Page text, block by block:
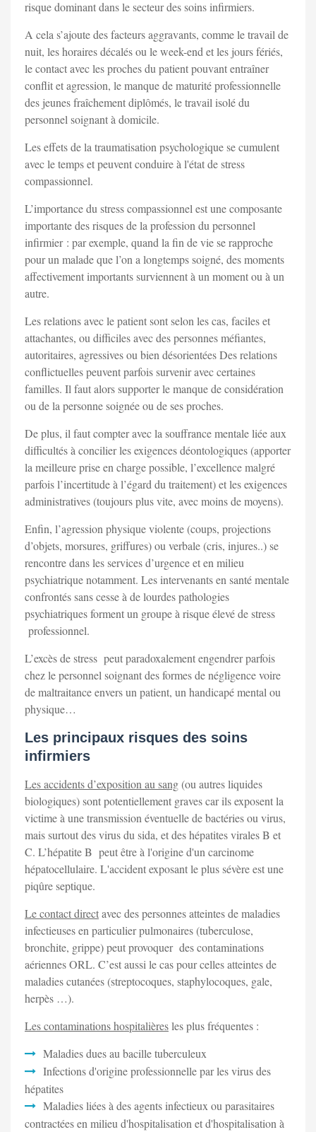
risque dominant dans le secteur des soins infirmiers.
A cela s’ajoute des facteurs aggravants, comme le travail de
nuit, les horaires décalés ou le week-end et les jours fériés,
le contact avec les proches du patient pouvant entraîner
conflit et agression, le manque de maturité professionnelle
des jeunes fraîchement diplômés, le travail isolé du
personnel soignant à domicile.
Les effets de la traumatisation psychologique se cumulent
avec le temps et peuvent conduire à l'état de stress
compassionnel.
L’importance du stress compassionnel est une composante
importante des risques de la profession du personnel
infirmier : par exemple, quand la fin de vie se rapproche
pour un malade que l’on a longtemps soigné, des moments
affectivement importants surviennent à un moment ou à un
autre.
Les relations avec le patient sont selon les cas, faciles et
attachantes, ou difficiles avec des personnes méfiantes,
autoritaires, agressives ou bien désorientées Des relations
conflictuelles peuvent parfois survenir avec certaines
familles. Il faut alors supporter le manque de considération
ou de la personne soignée ou de ses proches.
De plus, il faut compter avec la souffrance mentale liée aux
difficultés à concilier les exigences déontologiques (apporter
la meilleure prise en charge possible, l’excellence malgré
parfois l’incertitude à l’égard du traitement) et les exigences
administratives (toujours plus vite, avec moins de moyens).
Enfin, l’agression physique violente (coups, projections
d’objets, morsures, griffures) ou verbale (cris, injures..) se
rencontre dans les services d’urgence et en milieu
psychiatrique notamment. Les intervenants en santé mentale
confrontés sans cesse à de lourdes pathologies
psychiatriques forment un groupe à risque élevé de stress
professionnel.
L’excès de stress peut paradoxalement engendrer parfois
chez le personnel soignant des formes de négligence voire
de maltraitance envers un patient, un handicapé mental ou
physique…
Les principaux risques des soins
infirmiers
Les accidents d’exposition au sang(ou autres liquides
biologiques) sont potentiellement graves car ils exposent la
victime à une transmission éventuelle de bactéries ou virus,
mais surtout des virus du sida, et des hépatites virales B et
C. L’hépatite B peut être à l'origine d'un carcinome
hépatocellulaire. L'accident exposant le plus sévère est une
piqûre septique.
Le contact directavec des personnes atteintes de maladies
infectieuses en particulier pulmonaires (tuberculose,
bronchite, grippe) peut provoquer des contaminations
aériennes ORL. C’est aussi le cas pour celles atteintes de
maladies cutanées (streptocoques, staphylocoques, gale,
herpès …).
Les contaminations hospitalièresles plus fréquentes :
Maladies dues au bacille tuberculeux
Infections d'origine professionnelle par les virus des
hépatites
Maladies liées à des agents infectieux ou parasitaires
contractées en milieu d'hospitalisation et d'hospitalisation à